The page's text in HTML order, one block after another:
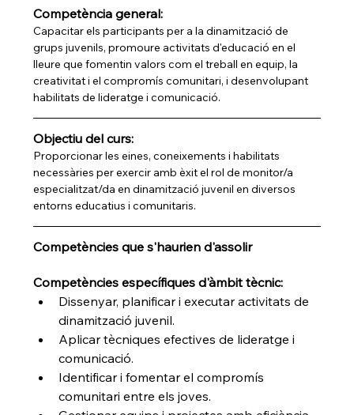
Competència general:
Capacitar els participants per a la dinamització de
grups juvenils, promoure activitats d'educació en el
lleure que fomentin valors com el treball en equip, la
creativitat i el compromís comunitari, i desenvolupant
habilitats de lideratge i comunicació.
Objectiu del curs:
Proporcionar les eines, coneixements i habilitats
necessàries per exercir amb èxit el rol de monitor/a
especialitzat/da en dinamització juvenil en diversos
entorns educatius i comunitaris.
Competències que s'haurien d'assolir
Competències específiques d'àmbit tècnic:
Dissenyar, planificar i executar activitats de
dinamització juvenil.
Aplicar tècniques efectives de lideratge i
comunicació.
Identificar i fomentar el compromís
comunitari entre els joves.